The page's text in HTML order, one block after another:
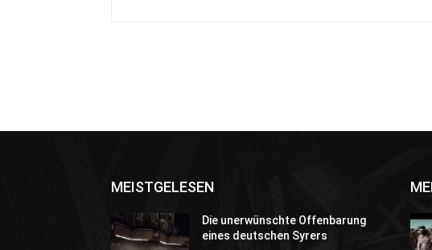
MEISTGELESEN
Die unerwünschte Offenbarung
eines deutschen Syrers